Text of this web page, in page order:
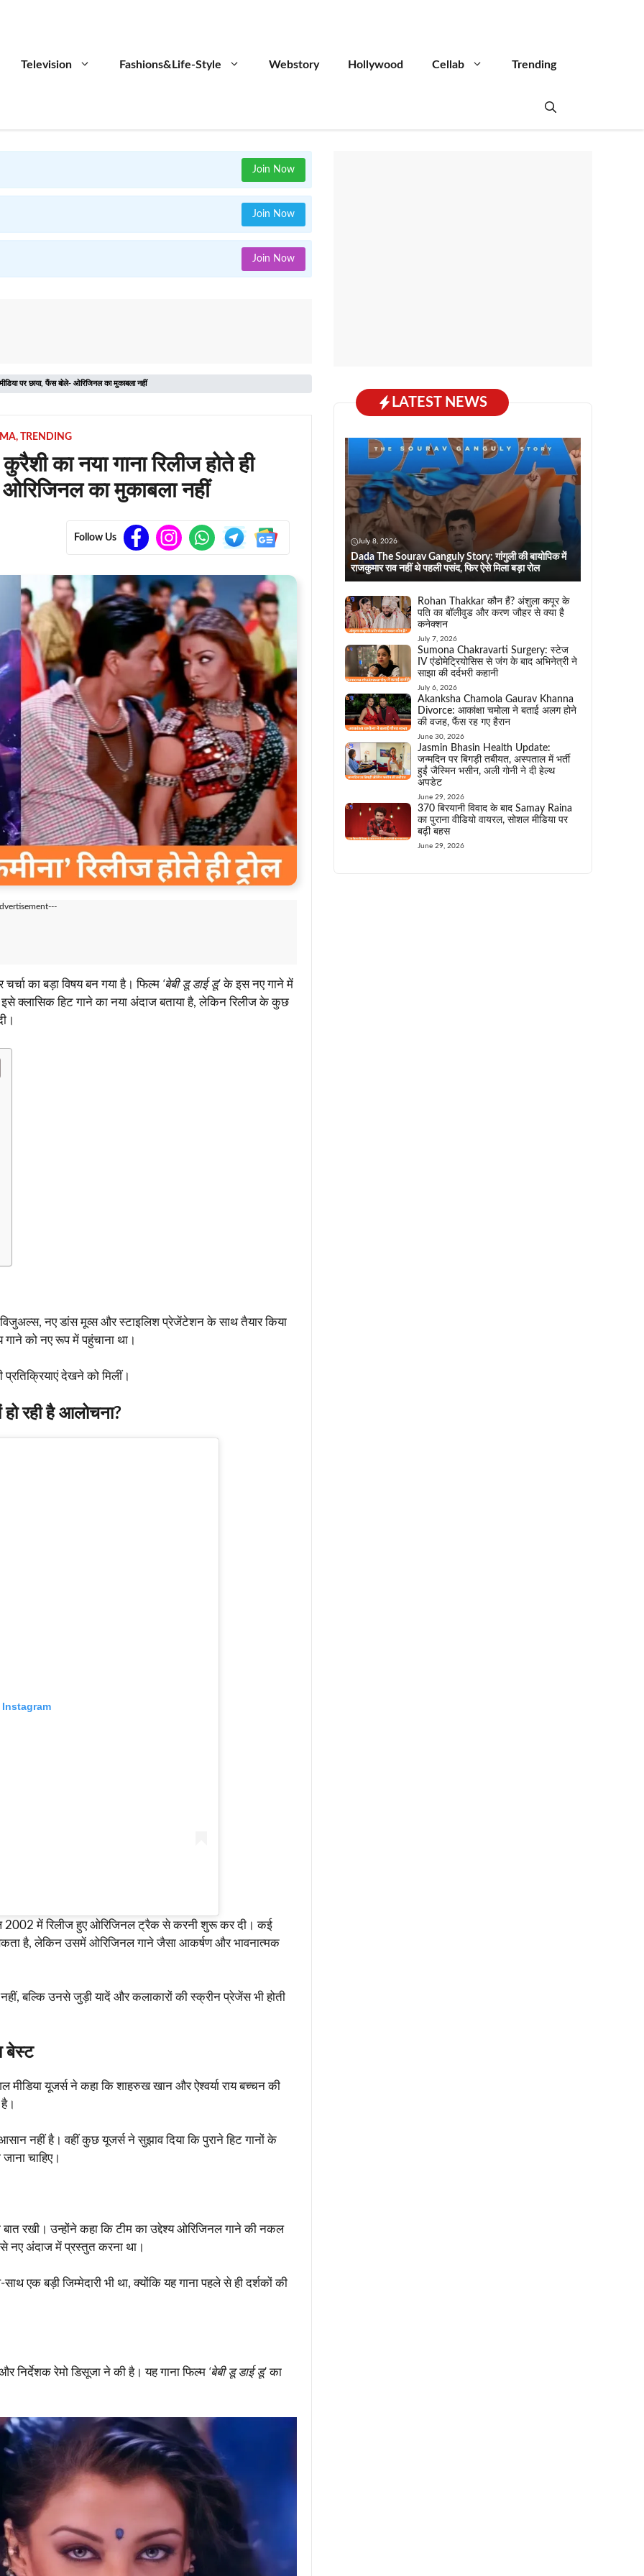
Television Fashions&Life-Style Webstory Hollywood Cellab Trending
Join Now
Join Now
Join Now
पर छाया, फैंस बोले- ओरिजिनल का मुकाबला नहीं
, TRENDING
का नया गाना रिलीज होते ही
का मुकाबला नहीं
Follow Us
चर्चा का बड़ा विषय बन गया है। फिल्म ‘बेबी डू डाई डू’के इस नए गाने में
क्लासिक हिट गाने का नया अंदाज बताया है, लेकिन रिलीज के कुछ
विजुअल्स, नए डांस मूव्स और स्टाइलिश प्रेजेंटेशन के साथ तैयार किया
गाने को नए रूप में पहुंचाना था।
देखने को मिलीं।
रही है आलोचना?
2002 में रिलीज हुए ओरिजिनल ट्रैक से करनी शुरू कर दी। कई
है, लेकिन उसमें ओरिजिनल गाने जैसा आकर्षण और भावनात्मक
बल्कि उनसे जुड़ी यादें और कलाकारों की स्क्रीन प्रेजेंस भी होती
बेस्ट
मीडिया यूजर्स ने कहा कि शाहरुख खान और ऐश्वर्या राय बच्चन की
नहीं है। वहीं कुछ यूजर्स ने सुझाव दिया कि पुराने हिट गानों के
चाहिए।
रखी। उन्होंने कहा कि टीम का उद्देश्य ओरिजिनल गाने की नकल
नए अंदाज में प्रस्तुत करना था।
एक बड़ी जिम्मेदारी भी था, क्योंकि यह गाना पहले से ही दर्शकों की
निर्देशक रेमो डिसूजा ने की है। यह गाना फिल्म ‘बेबी डू डाई डू’का
LATEST NEWS
July 8, 2026
Dada The Sourav Ganguly Story: गांगुली की बायोपिक में
राजकुमार राव नहीं थे पहली पसंद, फिर ऐसे मिला बड़ा रोल
Rohan Thakkar कौन हैं? अंशुला कपूर के
पति का बॉलीवुड और करण जौहर से क्या है
कनेक्शन
July 7, 2026
Sumona Chakravarti Surgery: स्टेज
IV एंडोमेट्रियोसिस से जंग के बाद अभिनेत्री ने
साझा की दर्दभरी कहानी
July 6, 2026
Akanksha Chamola Gaurav Khanna
Divorce: आकांक्षा चमोला ने बताई अलग होने
की वजह, फैंस रह गए हैरान
June 30, 2026
Jasmin Bhasin Health Update:
जन्मदिन पर बिगड़ी तबीयत, अस्पताल में भर्ती
हुईं जैस्मिन भसीन, अली गोनी ने दी हेल्थ
अपडेट
June 29, 2026
370 बिरयानी विवाद के बाद Samay Raina
का पुराना वीडियो वायरल, सोशल मीडिया पर
बढ़ी बहस
June 29, 2026